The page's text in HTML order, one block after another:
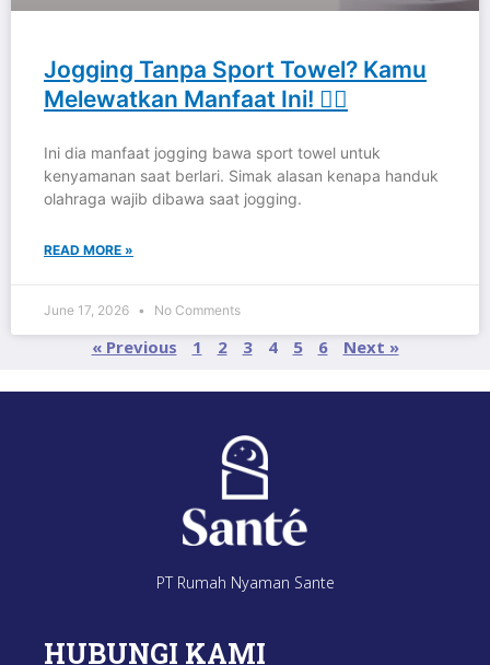
Jogging Tanpa Sport Towel? Kamu
Melewatkan Manfaat Ini! 🏃‍♂️
Ini dia manfaat jogging bawa sport towel untuk
kenyamanan saat berlari. Simak alasan kenapa handuk
olahraga wajib dibawa saat jogging.
READ MORE »
June 17, 2026 No Comments
« Previous 1 2 3 4 5 6 Next »
PT Rumah Nyaman Sante
HUBUNGI KAMI